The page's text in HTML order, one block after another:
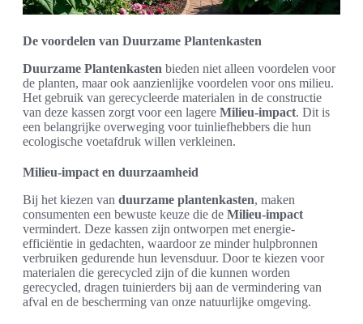
De voordelen van Duurzame Plantenkasten
Duurzame Plantenkasten bieden niet alleen voordelen voor
de planten, maar ook aanzienlijke voordelen voor ons milieu.
Het gebruik van gerecycleerde materialen in de constructie
van deze kassen zorgt voor een lagere Milieu-impact. Dit is
een belangrijke overweging voor tuinliefhebbers die hun
ecologische voetafdruk willen verkleinen.
Milieu-impact en duurzaamheid
Bij het kiezen van duurzame plantenkasten, maken
consumenten een bewuste keuze die de Milieu-impact
vermindert. Deze kassen zijn ontworpen met energie-
efficiëntie in gedachten, waardoor ze minder hulpbronnen
verbruiken gedurende hun levensduur. Door te kiezen voor
materialen die gerecycled zijn of die kunnen worden
gerecycled, dragen tuinierders bij aan de vermindering van
afval en de bescherming van onze natuurlijke omgeving.